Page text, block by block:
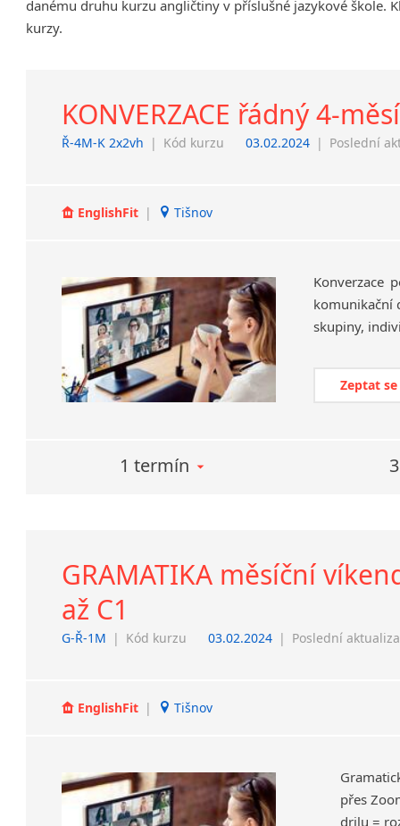
Kolín
Most
Tišnov
danému druhu kurzu angličtiny v příslušné jazykové škole.
kurzy.
KONVERZACE řádný 4-
Ř-4M-K 2x2vh | Kód kurzu 03.02.2024 | Poslední
EnglishFit | Tišnov
Konverzace
komunikační
Zeptat
1 termín
GRAMATIKA měsíční
až C1
G-Ř-1M | Kód kurzu 03.02.2024 | Poslední
EnglishFit | Tišnov
přes